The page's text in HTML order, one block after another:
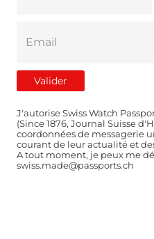
J'autorise Swiss Watch
(Since 1876, Journal Suisse
coordonnées de messagerie
courant de leur actualité et
A tout moment, je peux me
swiss.made@passports.ch